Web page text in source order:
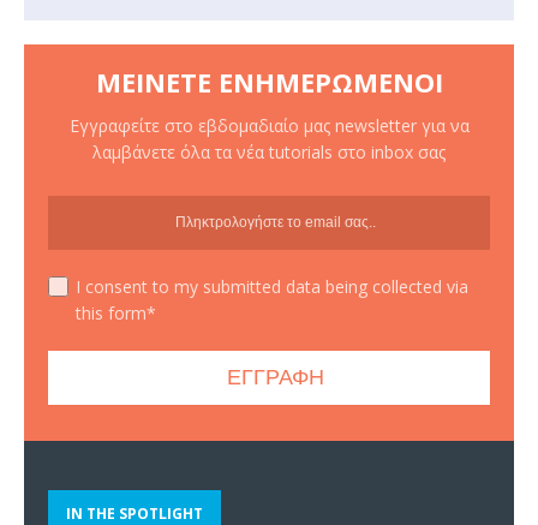
ΜΕΊΝΕΤΕ ΕΝΗΜΕΡΩΜΈΝΟΙ
Εγγραφείτε στο εβδομαδιαίο μας newsletter για να
λαμβάνετε όλα τα νέα tutorials στο inbox σας
I consent to my submitted data being collected via
this form*
IN THE SPOTLIGHT